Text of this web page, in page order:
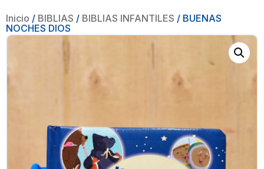
Inicio / BIBLIAS / BIBLIAS INFANTILES / BUENAS
NOCHES DIOS